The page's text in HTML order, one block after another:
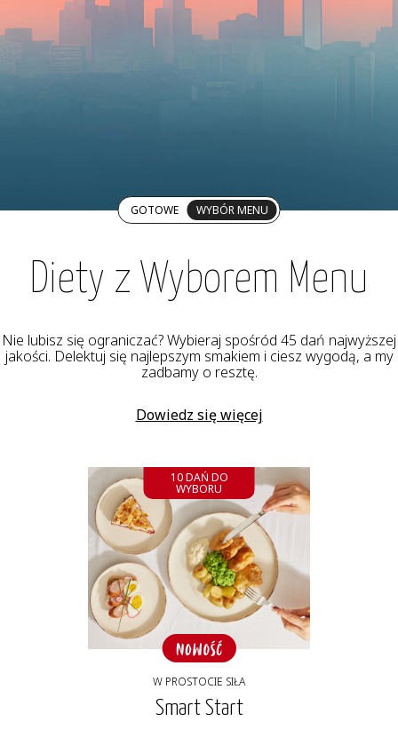
GOTOWE WYBÓR MENU
Diety z Wyborem Menu
Nie lubisz się ograniczać? Wybieraj spośród 45 dań najwyższej
jakości. Delektuj się najlepszym smakiem i ciesz wygodą, a my
zadbamy o resztę.
Dowiedz się więcej
10 DAŃ DO
WYBORU
W PROSTOCIE SIŁA
Smart Start